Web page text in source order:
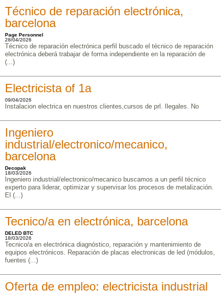
Técnico de reparación electrónica,
barcelona
Page Personnel
28/04/2026
Técnico de reparación electrónica perfil buscado el técnico de reparación
electrónica deberá trabajar de forma independiente en la reparación de
(...)
Electricista of 1a
09/04/2026
Instalacion electrica en nuestros clientes,cursos de prl. Ilegales. No
Ingeniero
industrial/electronico/mecanico,
barcelona
Decopak
18/03/2026
Ingeniero industrial/electronico/mecanico buscamos a un perfil técnico
experto para liderar, optimizar y supervisar los procesos de metalización.
El (...)
Tecnico/a en electrónica, barcelona
DELED BTC
18/03/2026
Tecnico/a en electrónica diagnóstico, reparación y mantenimiento de
equipos electrónicos. Reparación de placas electronicas de led (módulos,
fuentes (...)
Oferta de empleo: electricista industrial